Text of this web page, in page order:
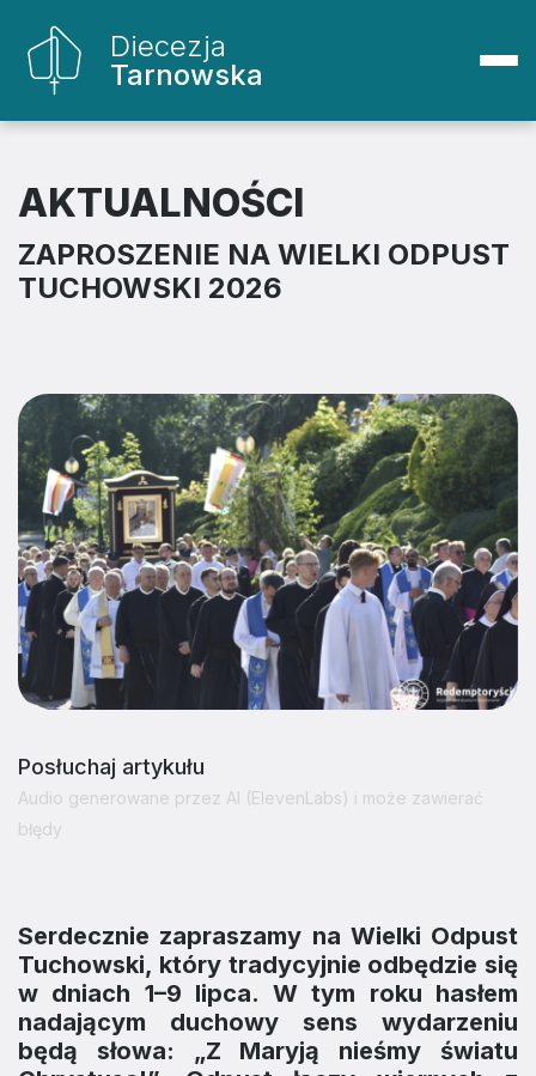
Diecezja
Tarnowska
AKTUALNOŚCI
ZAPROSZENIE NA WIELKI ODPUST
TUCHOWSKI 2026
Posłuchaj artykułu
Audio generowane przez AI (ElevenLabs) i może zawierać
błędy
Serdecznie zapraszamy na Wielki Odpust
Tuchowski, który tradycyjnie odbędzie się
w dniach 1–9 lipca. W tym roku hasłem
nadającym duchowy sens wydarzeniu
będą słowa: „Z Maryją nieśmy światu